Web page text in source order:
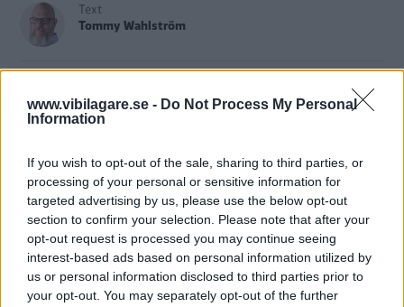
www.vibilagare.se - Do Not Process My Personal
Information
If you wish to opt-out of the sale, sharing to third parties, or
processing of your personal or sensitive information for
targeted advertising by us, please use the below opt-out
section to confirm your selection. Please note that after your
opt-out request is processed you may continue seeing
interest-based ads based on personal information utilized by
us or personal information disclosed to third parties prior to
your opt-out. You may separately opt-out of the further
Text
Tommy Wahlström
Mitsubishi
I höst kommer den klassiska suven Mitsubishi Pajero i ny
upplaga. Många entusiaster fruktade att seriens saga var
all när modellen slutade tillverkas år 2021.
Dessa kan nu andas ut. I höst kommer den femte
generationen Pajero som Mitsubishi hävdar blir märkets